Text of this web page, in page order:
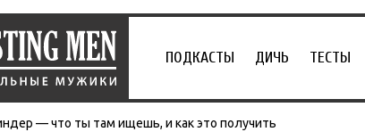
ПОДКАСТЫ ДИЧЬ ТЕСТЫ
— что ты там ищешь, и как это получить